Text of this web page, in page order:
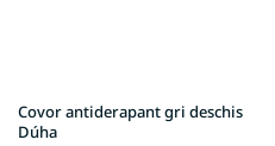
Covor antiderapant gri deschis
Dúha